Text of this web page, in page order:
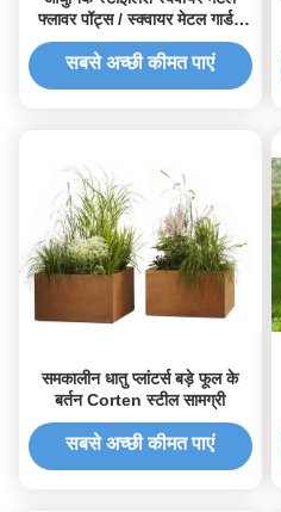
फ्लावर पॉट्स / स्क्वायर मेटल गार्डन
प्लांटर्स कोर्टेन स्टील
सबसे अच्छी कीमत पाएं
समकालीन धातु प्लांटर्स बड़े फूल के
बर्तन Corten स्टील सामग्री
सबसे अच्छी कीमत पाएं